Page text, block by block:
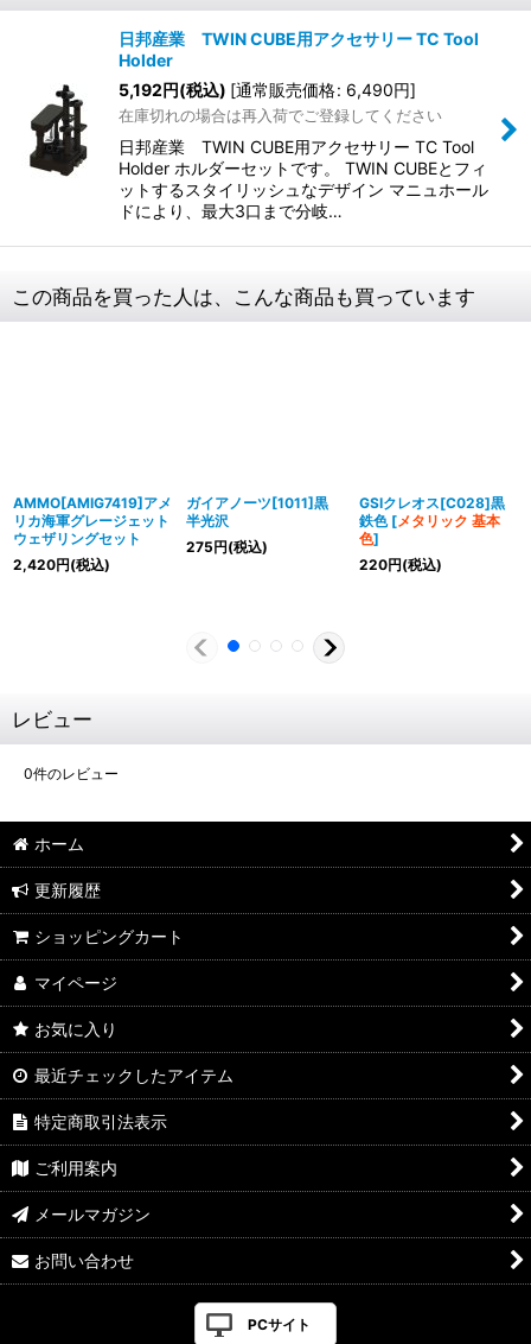
日邦産業 TWIN CUBE用アクセサリー TC Tool
Holder
5,192円(税込) [通常販売価格: 6,490円]
在庫切れの場合は再入荷でご登録してください
日邦産業 TWIN CUBE用アクセサリー TC Tool
Holder ホルダーセットです。 TWIN CUBEとフィ
ットするスタイリッシュなデザイン マニュホール
ドにより、最大3口まで分岐…
この商品を買った人は、こんな商品も買っています
AMMO[AMIG7419]アメ
リカ海軍グレージェット
ウェザリングセット
2,420円(税込)
ガイアノーツ[1011]黒
半光沢
275円(税込)
GSIクレオス[C028]黒
鉄色 [ メタリック 基本
色]
220円(税込)
レビュー
0件のレビュー
ホーム
更新履歴
ショッピングカート
マイページ
お気に入り
最近チェックしたアイテム
特定商取引法表示
ご利用案内
メールマガジン
お問い合わせ
PCサイト